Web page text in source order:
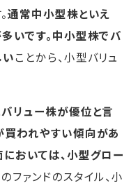
通常中小型株といえ
いです。中小型株でバ
ことから、小型バリュ
リュー株が優位と言
買われやすい傾向があ
おいては、小型グロー
のファンドのスタイル、小